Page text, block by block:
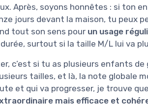
Après, soyons honnêtes : si ton
jours devant la maison, tu peux
tout son sens pour un usage
surtout si la taille M/L lui va
c’est si tu as plusieurs enfants
tailles, et là, la note globale
et qui va progresser, je trouve
mais efficace et